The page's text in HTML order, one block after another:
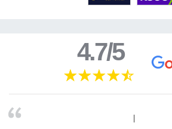
4.7/5